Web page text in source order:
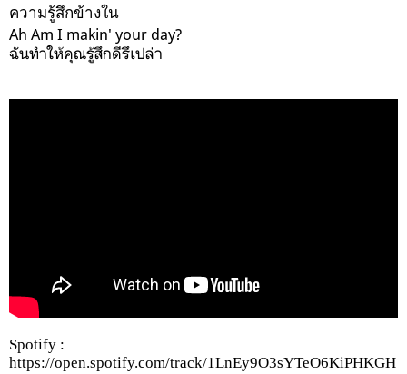
ความรู้สึกข้างใน
Ah Am I makin' your day?
ฉันทำให้คุณรู้สึกดีรึเปล่า
Spotify :
https://open.spotify.com/track/1LnEy9O3sYTeO6KiPHKGH